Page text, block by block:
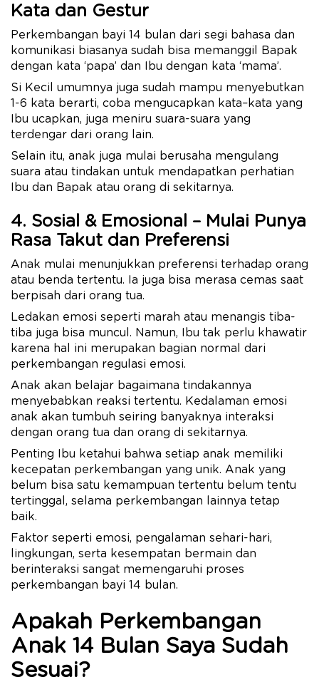
Kata dan Gestur
Perkembangan bayi 14 bulan dari segi bahasa dan
komunikasi biasanya sudah bisa memanggil Bapak
dengan kata ‘papa’ dan Ibu dengan kata ‘mama’.
Si Kecil umumnya juga sudah mampu menyebutkan
1-6 kata berarti, coba mengucapkan kata–kata yang
Ibu ucapkan, juga meniru suara-suara yang
terdengar dari orang lain.
Selain itu, anak juga mulai berusaha mengulang
suara atau tindakan untuk mendapatkan perhatian
Ibu dan Bapak atau orang di sekitarnya.
4. Sosial & Emosional – Mulai Punya
Rasa Takut dan Preferensi
Anak mulai menunjukkan preferensi terhadap orang
atau benda tertentu. Ia juga bisa merasa cemas saat
berpisah dari orang tua.
Ledakan emosi seperti marah atau menangis tiba-
tiba juga bisa muncul. Namun, Ibu tak perlu khawatir
karena hal ini merupakan bagian normal dari
perkembangan regulasi emosi.
Anak akan belajar bagaimana tindakannya
menyebabkan reaksi tertentu. Kedalaman emosi
anak akan tumbuh seiring banyaknya interaksi
dengan orang tua dan orang di sekitarnya.
Penting Ibu ketahui bahwa setiap anak memiliki
kecepatan perkembangan yang unik. Anak yang
belum bisa satu kemampuan tertentu belum tentu
tertinggal, selama perkembangan lainnya tetap
baik.
Faktor seperti emosi, pengalaman sehari-hari,
lingkungan, serta kesempatan bermain dan
berinteraksi sangat memengaruhi proses
perkembangan bayi 14 bulan.
Apakah Perkembangan
Anak 14 Bulan Saya Sudah
Sesuai?